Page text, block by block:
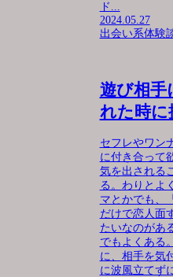
ド...
2024.05.27
出会い系体験
遊び相手
れた時に
セフレやワン
に付き合って
気を出される
る。わりとよ
マとかでも、
だけで恋人面
たいなのがあ
でもよくある
に、相手を気
に波風立てず